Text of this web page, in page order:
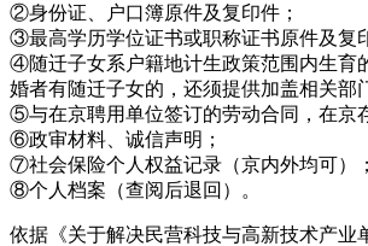
②身份证、户口簿原件及复印件；
③最高学历学位证书或职称证书原件及复
④随迁子女系户籍地计生政策范围内生育
婚者有随迁子女的，还须提供加盖相关部
⑤与在京聘用单位签订的劳动合同，在京
⑥政审材料、诚信声明；
⑦社会保险个人权益记录（京内外均可）；
⑧个人档案（查阅后退回）。
依据《关于解决民营科技与高新技术产业